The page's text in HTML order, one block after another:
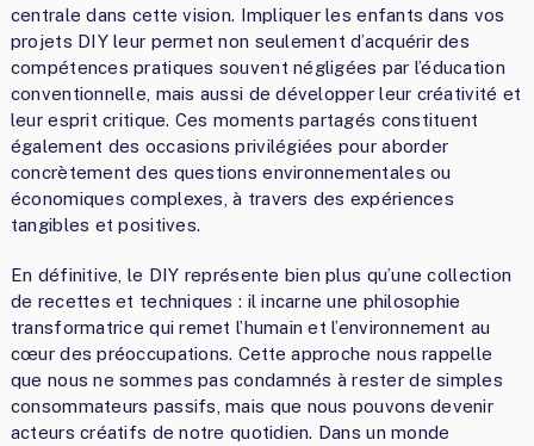
centrale dans cette vision. Impliquer les enfants dans vos
projets DIY leur permet non seulement d’acquérir des
compétences pratiques souvent négligées par l’éducation
conventionnelle, mais aussi de développer leur créativité et
leur esprit critique. Ces moments partagés constituent
également des occasions privilégiées pour aborder
concrètement des questions environnementales ou
économiques complexes, à travers des expériences
tangibles et positives.
En définitive, le DIY représente bien plus qu’une collection
de recettes et techniques : il incarne une philosophie
transformatrice qui remet l’humain et l’environnement au
cœur des préoccupations. Cette approche nous rappelle
que nous ne sommes pas condamnés à rester de simples
consommateurs passifs, mais que nous pouvons devenir
acteurs créatifs de notre quotidien. Dans un monde